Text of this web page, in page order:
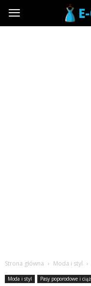
Strona główna Moda i styl
Moda i styl Pasy poporodowe i